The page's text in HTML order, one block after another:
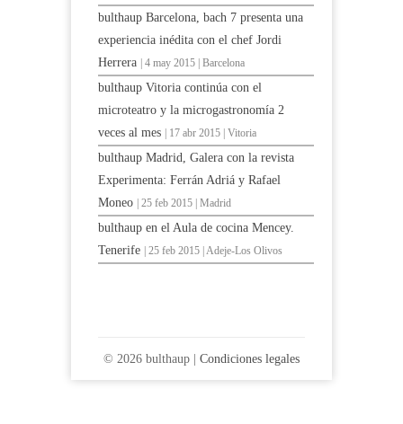
bulthaup Barcelona, bach 7 presenta una
experiencia inédita con el chef Jordi
Herrera
| 4 may 2015 | Barcelona
bulthaup Vitoria continúa con el
microteatro y la microgastronomía 2
veces al mes
| 17 abr 2015 | Vitoria
bulthaup Madrid, Galera con la revista
Experimenta: Ferrán Adriá y Rafael
Moneo
| 25 feb 2015 | Madrid
bulthaup en el Aula de cocina Mencey.
Tenerife
| 25 feb 2015 | Adeje-Los Olivos
© 2026 bulthaup | Condiciones legales